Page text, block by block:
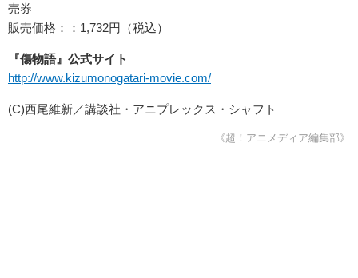
売券
販売価格：：1,732円（税込）
『傷物語』公式サイト
http://www.kizumonogatari-movie.com/
(C)西尾維新／講談社・アニプレックス・シャフト
《超！アニメディア編集部》